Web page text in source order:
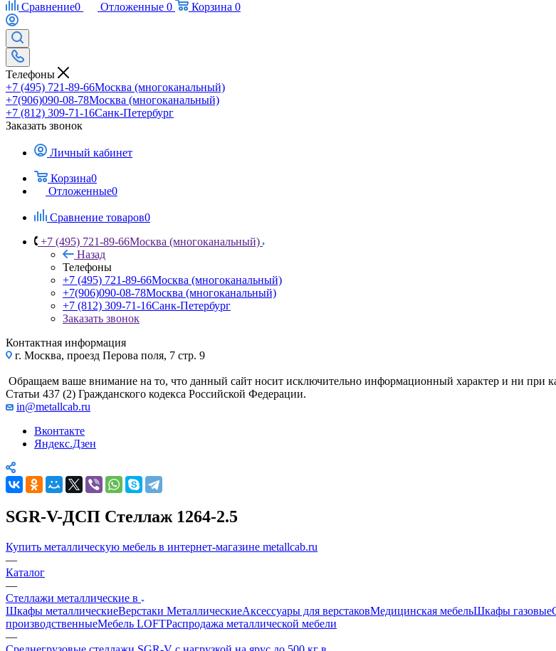
Сравнение0 Отложенные 0 Корзина 0
Телефоны
+7 (495) 721-89-66Москва (многоканальный)
+7(906)090-08-78Москва (многоканальный)
+7 (812) 309-71-16Санк-Петербург
Заказать звонок
Личный кабинет
Корзина0
Отложенные0
Сравнение товаров0
+7 (495) 721-89-66Москва (многоканальный)
Назад
Телефоны
+7 (495) 721-89-66Москва (многоканальный)
+7(906)090-08-78Москва (многоканальный)
+7 (812) 309-71-16Санк-Петербург
Заказать звонок
Контактная информация
г. Москва, проезд Перова поля, 7 стр. 9
Обращаем ваше внимание на то, что данный сайт носит исключительно информационный характер и ни при
Статьи 437 (2) Гражданского кодекса Российской Федерации.
in@metallcab.ru
Вконтакте
Яндекс.Дзен
SGR-V-ДСП Стеллаж 1264-2.5
Купить металлическую мебель в интернет-магазине metallcab.ru
—
Каталог
—
Стеллажи металлические в
Шкафы металлическиеВерстаки МеталлическиеАксессуары для верстаковМедицинская мебельШкафы газовые
производственныеМебель LOFTРаспродажа металлической мебели
—